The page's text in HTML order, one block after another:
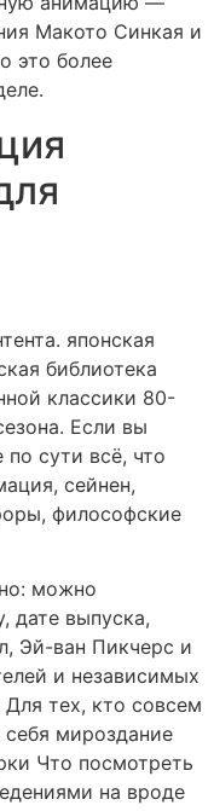
Макото Синкая и
это более
японская
библиотека
классики 80-
Если вы
сути всё, что
сейнен,
философские
можно
дате выпуска,
Эй-ван Пикчерс и
и независимых
тех, кто совсем
себя мироздание
Что посмотреть
на вроде